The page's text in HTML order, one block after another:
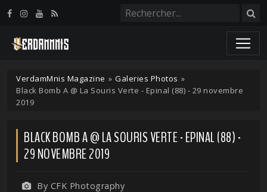
VerdamMnis Magazine » Galeries Photos »
Black Bomb A @ La Souris Verte - Epinal (88) - 29 novembre
2019
BLACK BOMB A @ LA SOURIS VERTE - EPINAL (88) -
29 NOVEMBRE 2019
By CFK Photography
Panneau de gestion des cookies